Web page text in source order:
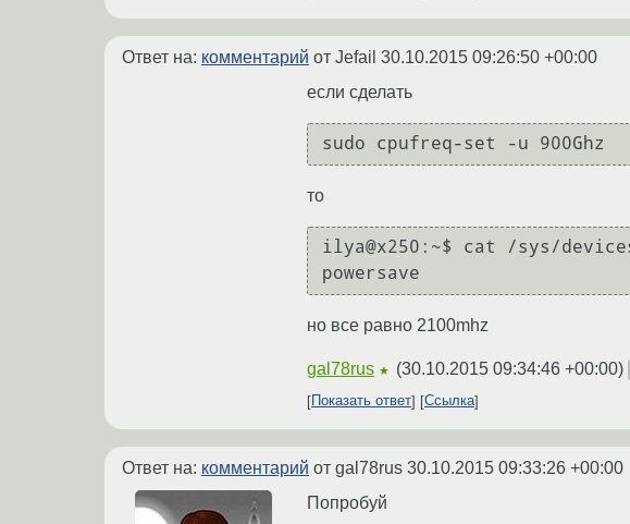
Ответ на: комментарий от Jefail 30.10.2015 09:26:50 +00:00
если сделать
то
ilya@x250:~$ cat /sys/
но все равно 2100mhz
gal78rus ★ (30.10.2015 09:34:46 +00:00)
Показать ответ
Ссылка
Ответ на: комментарий от gal78rus 30.10.2015 09:33:26 +00:00
Попробуй